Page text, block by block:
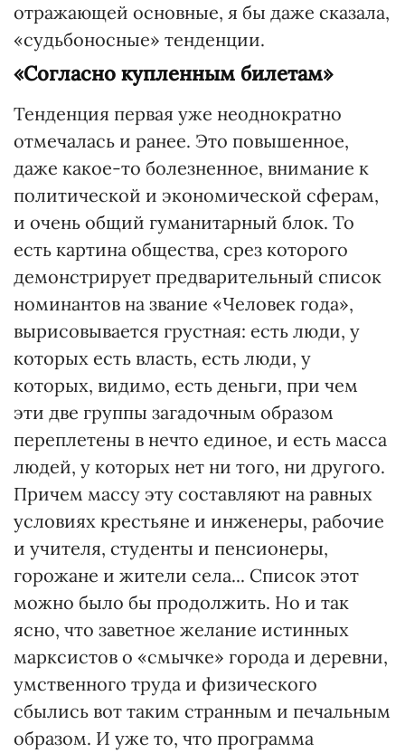
отражающей основные, я бы даже сказала,
«судьбоносные» тенденции.
«Согласно купленным билетам»
Тенденция первая уже неоднократно
отмечалась и ранее. Это повышенное,
даже какое-то болезненное, внимание к
политической и экономической сферам,
и очень общий гуманитарный блок. То
есть картина общества, срез которого
демонстрирует предварительный список
номинантов на звание «Человек года»,
вырисовывается грустная: есть люди, у
которых есть власть, есть люди, у
которых, видимо, есть деньги, при чем
эти две группы загадочным образом
переплетены в нечто единое, и есть масса
людей, у которых нет ни того, ни другого.
Причем массу эту составляют на равных
условиях крестьяне и инженеры, рабочие
и учителя, студенты и пенсионеры,
горожане и жители села... Список этот
можно было бы продолжить. Но и так
ясно, что заветное желание истинных
марксистов о «смычке» города и деревни,
умственного труда и физического
сбылись вот таким странным и печальным
образом. И уже то, что программа